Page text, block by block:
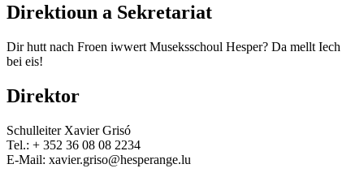
Direktioun a Sekretariat
Dir hutt nach Froen iwwert Museksschoul Hesper? Da mellt Iech
bei eis!
Direktor
Schulleiter Xavier Grisó
Tel.: + 352 36 08 08 2234
E-Mail: xavier.griso@hesperange.lu